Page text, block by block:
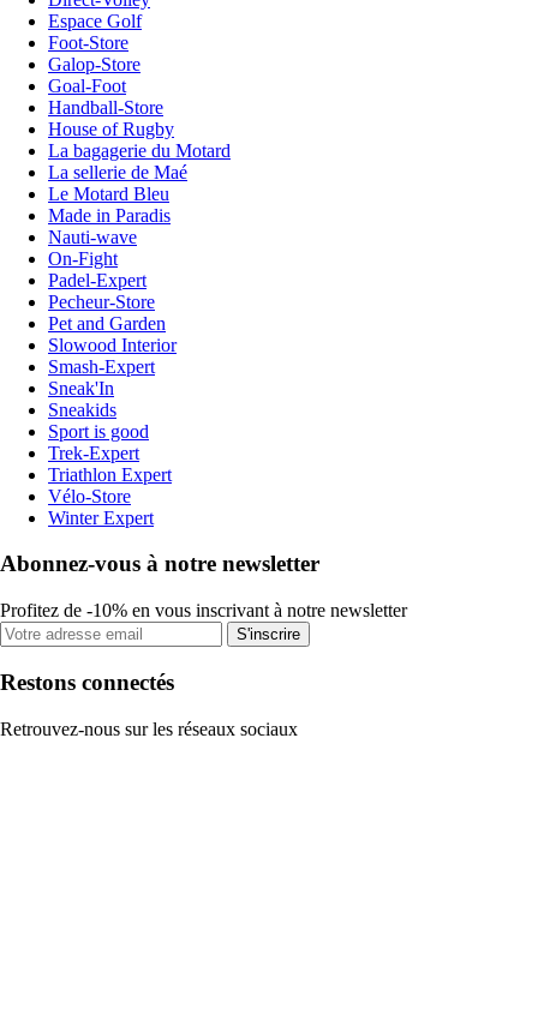
Espace Golf
Foot-Store
Galop-Store
Goal-Foot
Handball-Store
House of Rugby
La bagagerie du Motard
La sellerie de Maé
Le Motard Bleu
Made in Paradis
Nauti-wave
On-Fight
Padel-Expert
Pecheur-Store
Pet and Garden
Slowood Interior
Smash-Expert
Sneak'In
Sneakids
Sport is good
Trek-Expert
Triathlon Expert
Vélo-Store
Winter Expert
Abonnez-vous à notre newsletter
Profitez de -10% en vous inscrivant à notre newsletter
S'inscrire
Restons connectés
Retrouvez-nous sur les réseaux sociaux